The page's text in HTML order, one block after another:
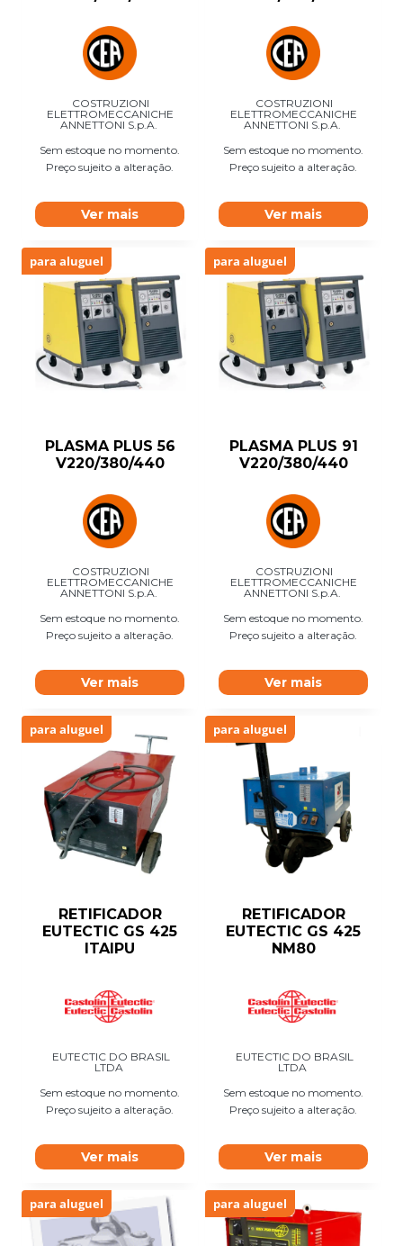
COSTRUZIONI
ELETTROMECCANICHE
ANNETTONI S.p.A.
Sem estoque no momento.
Preço sujeito a alteração.
Ver mais
COSTRUZIONI
ELETTROMECCANICHE
ANNETTONI S.p.A.
Sem estoque no momento.
Preço sujeito a alteração.
Ver mais
para aluguel
PLASMA PLUS 56
V220/380/440
COSTRUZIONI
ELETTROMECCANICHE
ANNETTONI S.p.A.
Sem estoque no momento.
Preço sujeito a alteração.
Ver mais
para aluguel
PLASMA PLUS 91
V220/380/440
COSTRUZIONI
ELETTROMECCANICHE
ANNETTONI S.p.A.
Sem estoque no momento.
Preço sujeito a alteração.
Ver mais
para aluguel
RETIFICADOR
EUTECTIC GS 425
ITAIPU
EUTECTIC DO BRASIL
LTDA
Sem estoque no momento.
Preço sujeito a alteração.
Ver mais
para aluguel
RETIFICADOR
EUTECTIC GS 425
NM80
EUTECTIC DO BRASIL
LTDA
Sem estoque no momento.
Preço sujeito a alteração.
Ver mais
para aluguel para aluguel